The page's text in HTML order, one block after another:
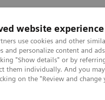
website experience
use cookies and other
and personalize content and
"Show details" or by
them individually. And you
on the "Review and
ト情報 Insights
糖尿病検査 糖尿病検査装置